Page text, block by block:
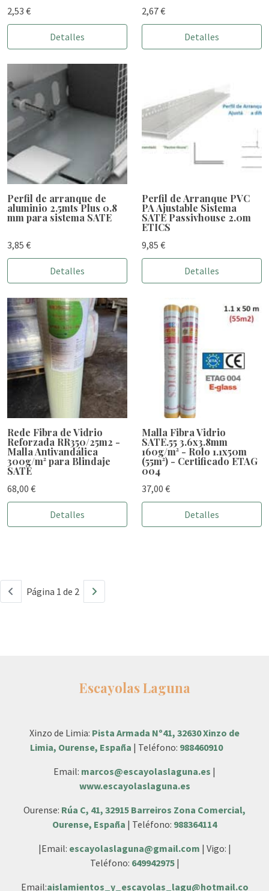
2,53 €
Detalles
2,67 €
Detalles
Perfil de arranque de
aluminio 2.5mts Plus 0.8
mm para sistema SATE
3,85 €
Detalles
Perfil de Arranque PVC
PA Ajustable Sistema
SATE Passivhouse 2.0m
ETICS
9,85 €
Detalles
Rede Fibra de Vidrio
Reforzada RR350/25m2 -
Malla Antivandálica
300g/m² para Blindaje
SATE
68,00 €
Detalles
Malla Fibra Vidrio
SATE.55 3.6x3.8mm
160g/m² - Rolo 1.1x50m
(55m²) - Certificado ETAG
004
37,00 €
Detalles
Página 1 de 2
Escayolas Laguna
Xinzo de Limia: Pista Armada Nº41, 32630 Xinzo de
Limia, Ourense, España | Teléfono: 988460910
Email: marcos@escayolaslaguna.es |
www.escayolaslaguna.es
Ourense: Rúa C, 41, 32915 Barreiros Zona Comercial,
Ourense, España | Teléfono: 988364114
|Email: escayolaslaguna@gmail.com | Vigo: |
Teléfono: 649942975|
Email:aislamientos_y_escayolas_lagu@hotmail.co